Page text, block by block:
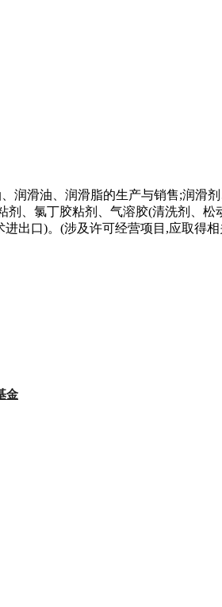
润滑油、润滑脂的生产与销售;润滑
剂、氯丁胶粘剂、气溶胶(清洗剂、
出口)。(涉及许可经营项目,应取得
金